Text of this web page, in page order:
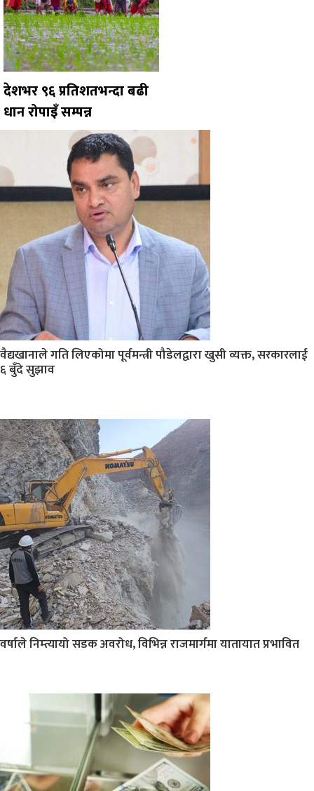
देशभर ९६ प्रतिशतभन्दा बढी
धान रोपाइँ सम्पन्न
वैद्यखानाले गति लिएकोमा पूर्वमन्त्री पौडेलद्वारा खुसी व्यक्त, सरकारलाई
६ बुँदे सुझाव
वर्षाले निम्त्यायो सडक अवरोध, विभिन्न राजमार्गमा यातायात प्रभावित